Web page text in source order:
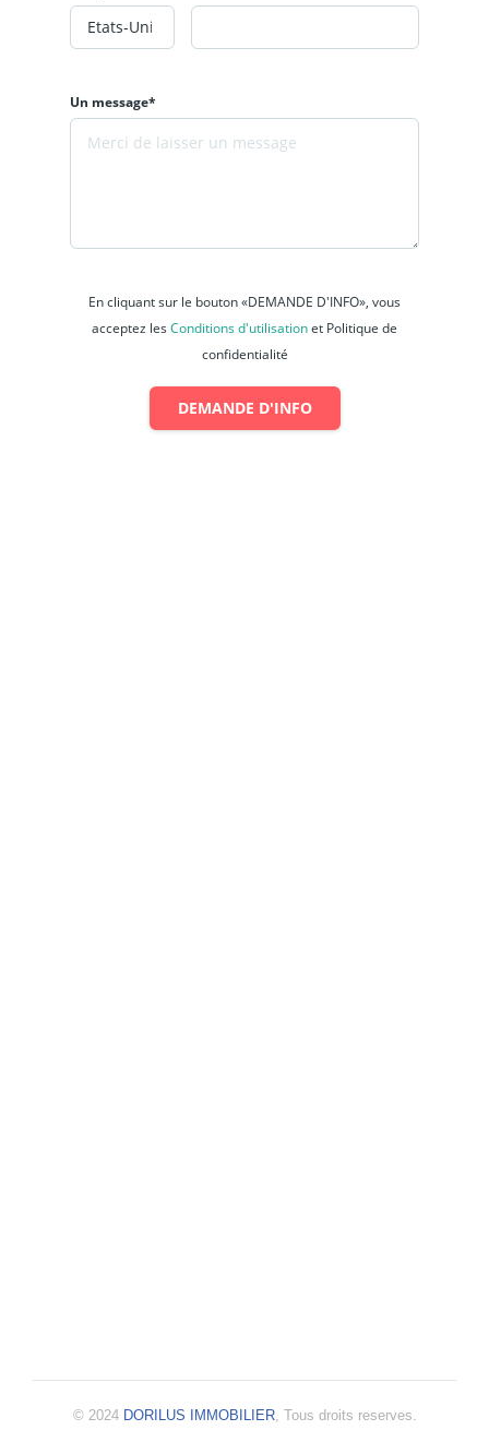
Un message*
En cliquant sur le bouton «DEMANDE D'INFO», vous
acceptez les Conditions d'utilisationet Politique de
confidentialité
DEMANDE D'INFO
© 2024 DORILUS IMMOBILIER, Tous droits reserves.